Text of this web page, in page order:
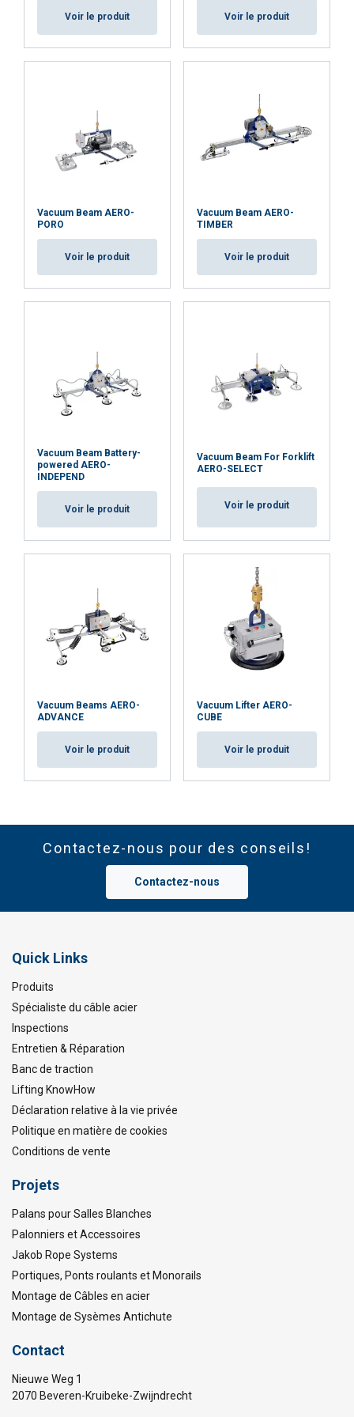
Voir le produit Voir le produit
Vacuum Beam AERO-
PORO
Voir le produit
Vacuum Beam AERO-
TIMBER
Voir le produit
Vacuum Beam Battery-
powered AERO-
INDEPEND
Voir le produit
Vacuum Beam For Forklift
AERO-SELECT
Voir le produit
Vacuum Beams AERO-
ADVANCE
Voir le produit
Vacuum Lifter AERO-
CUBE
Voir le produit
Contactez-nous pour des conseils!
Contactez-nous
Quick Links
Produits
Spécialiste du câble acier
Inspections
Entretien & Réparation
Banc de traction
Lifting KnowHow
Déclaration relative à la vie privée
Politique en matière de cookies
Conditions de vente
Projets
Palans pour Salles Blanches
Palonniers et Accessoires
Jakob Rope Systems
Portiques, Ponts roulants et Monorails
Montage de Câbles en acier
Montage de Sysèmes Antichute
Contact
Nieuwe Weg 1
2070 Beveren-Kruibeke-Zwijndrecht
Fonctionnalité Non classifiés
REFUSER TOUT
Cookie Policy